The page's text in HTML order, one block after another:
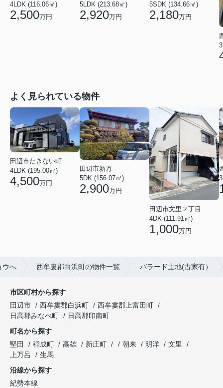
4LDK (116.06㎡)
2,500万円
5LDK (213.68㎡)
2,920万円
5SDK (134.66㎡)
2,180万円
よく見られている物件
田辺市たきない町
4LDK (195.00㎡)
4,500万円
田辺市新万
5DK (156.07㎡)
2,900万円
田辺市文里２丁目
4DK (111.91㎡)
1,000万円
ウへ 西牟婁郡白浜町の物件一覧 バラード土地(古家有）
市区町村から探す
田辺市
西牟婁郡白浜町
西牟婁郡上富田町
日高郡みなべ町
日高郡印南町
町名から探す
堅田
稲成町 高雄 新庄町 朝来 明洋
文里
上万呂
生馬
沿線から探す
紀勢本線